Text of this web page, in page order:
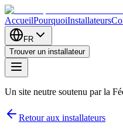
AccueilPourquoiInstallateurs
FR
Trouver un installateur
Un site neutre soutenu par la
Retour aux installateurs